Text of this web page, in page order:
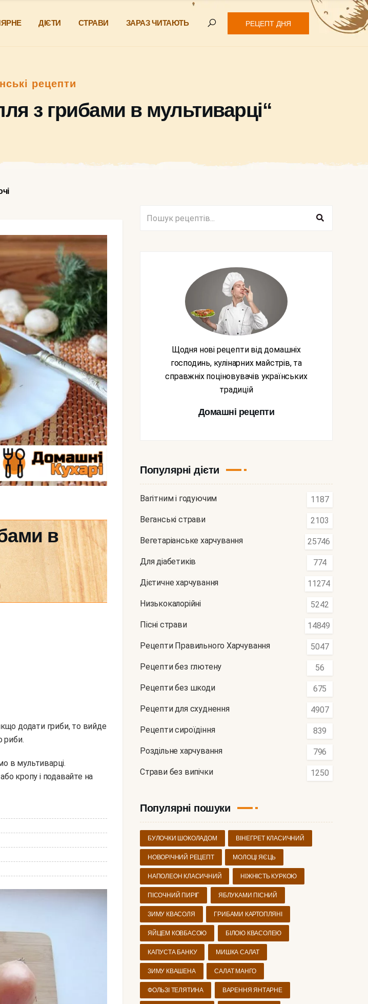
ДІЄТИ СТРАВИ ЗАРАЗ ЧИТАЮТЬ РЕЦЕПТ ДНЯ
рецепти
з грибами в мультиварці“
в
додати гриби, то вийде
риби.
кропу і подавайте на
Щодня нові рецепти від домашніх
господинь, кулінарних майстрів, та
справжніх поціновувачів українських
традицій
Домашні рецепти
Популярні дієти
Вагітним і годуючим 1187
Веганські страви 2103
Вегетаріанське харчування 25746
Для діабетиків 774
Дієтичне харчування 11274
Низькокалорійні 5242
Пісні страви 14849
Рецепти Правильного Харчування 5047
Рецепти без глютену 56
Рецепти без шкоди 675
Рецепти для схуднення 4907
Рецепти сироїдіння 839
Роздільне харчування 796
Страви без випічки 1250
Популярні пошуки
БУЛОЧКИ ШОКОЛАДОМ ВІНЕГРЕТ КЛАСИЧНИЙ
НОВОРІЧНИЙ РЕЦЕПТ МОЛОЦІ ЯЄЦЬ
НАПОЛЕОН КЛАСИЧНИЙ НІЖНІСТЬ КУРКОЮ
ПІСОЧНИЙ ПИРІГ ЯБЛУКАМИ ПІСНИЙ
ЗИМУ КВАСОЛЯ ГРИБАМИ КАРТОПЛЯНІ
ЯЙЦЕМ КОВБАСОЮ БІЛОЮ КВАСОЛЕЮ
КАПУСТА БАНКУ МИШКА САЛАТ
ЗИМУ КВАШЕНА САЛАТ МАНГО
ФОЛЬЗІ ТЕЛЯТИНА ВАРЕННЯ ЯНТАРНЕ